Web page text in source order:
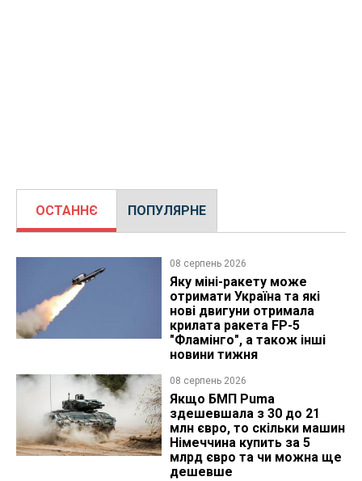
ОСТАННЄ ПОПУЛЯРНЕ
08 серпень 2026
Яку міні-ракету може
отримати Україна та які
нові двигуни отримала
крилата ракета FP-5
"Фламінго", а також інші
новини тижня
08 серпень 2026
Якщо БМП Puma
здешевшала з 30 до 21
млн євро, то скільки машин
Німеччина купить за 5
млрд євро та чи можна ще
дешевше